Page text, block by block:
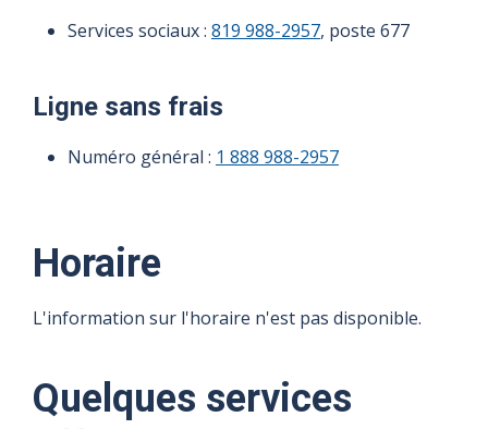
Services sociaux : 819 988-2957, poste 677
Ligne sans frais
Numéro général : 1 888 988-2957
Horaire
L'information sur l'horaire n'est pas disponible.
Quelques services